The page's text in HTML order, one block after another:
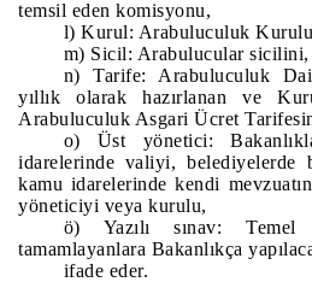
temsil eden komisyonu,
l) Kurul: Arabuluculuk
m) Sicil: Arabulucular sicilini,
n) Tarife: Arabuluculuk
yıllık olarak hazırlanan ve
Arabuluculuk Asgari Ücret
o) Üst yönetici:
idarelerinde valiyi, belediyelerde
kamu idarelerinde kendi
yöneticiyi veya kurulu,
ö) Yazılı sınav: Temel
tamamlayanlara Bakanlıkça
ifade eder.